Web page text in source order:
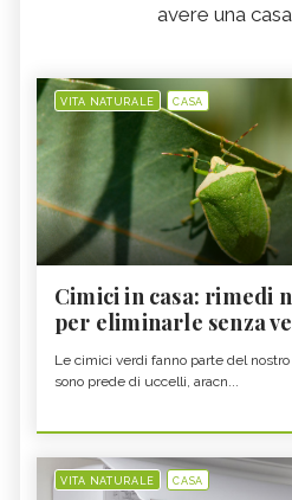
avere una
VITA NATURALE CASA
Cimici in casa: rimedi
per eliminarle senza
Le cimici verdi fanno parte del
sono prede di uccelli, aracn...
VITA NATURALE CASA